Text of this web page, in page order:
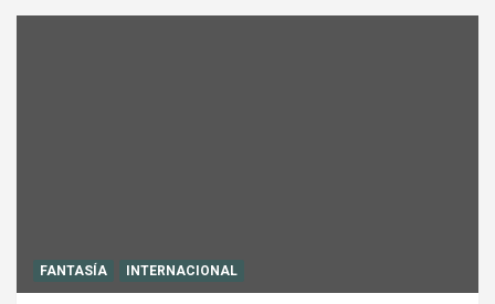
FANTASÍA INTERNACIONAL